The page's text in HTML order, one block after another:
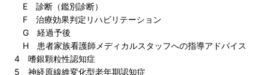
E 診断（鑑別診断）
F 治療効果判定リハビリテーション
G 経過予後
H 患者家族看護師メディカルスタッフへの指導アドバイス
4 嗜銀顆粒性認知症
5 神経原線維変化型老年期認知症